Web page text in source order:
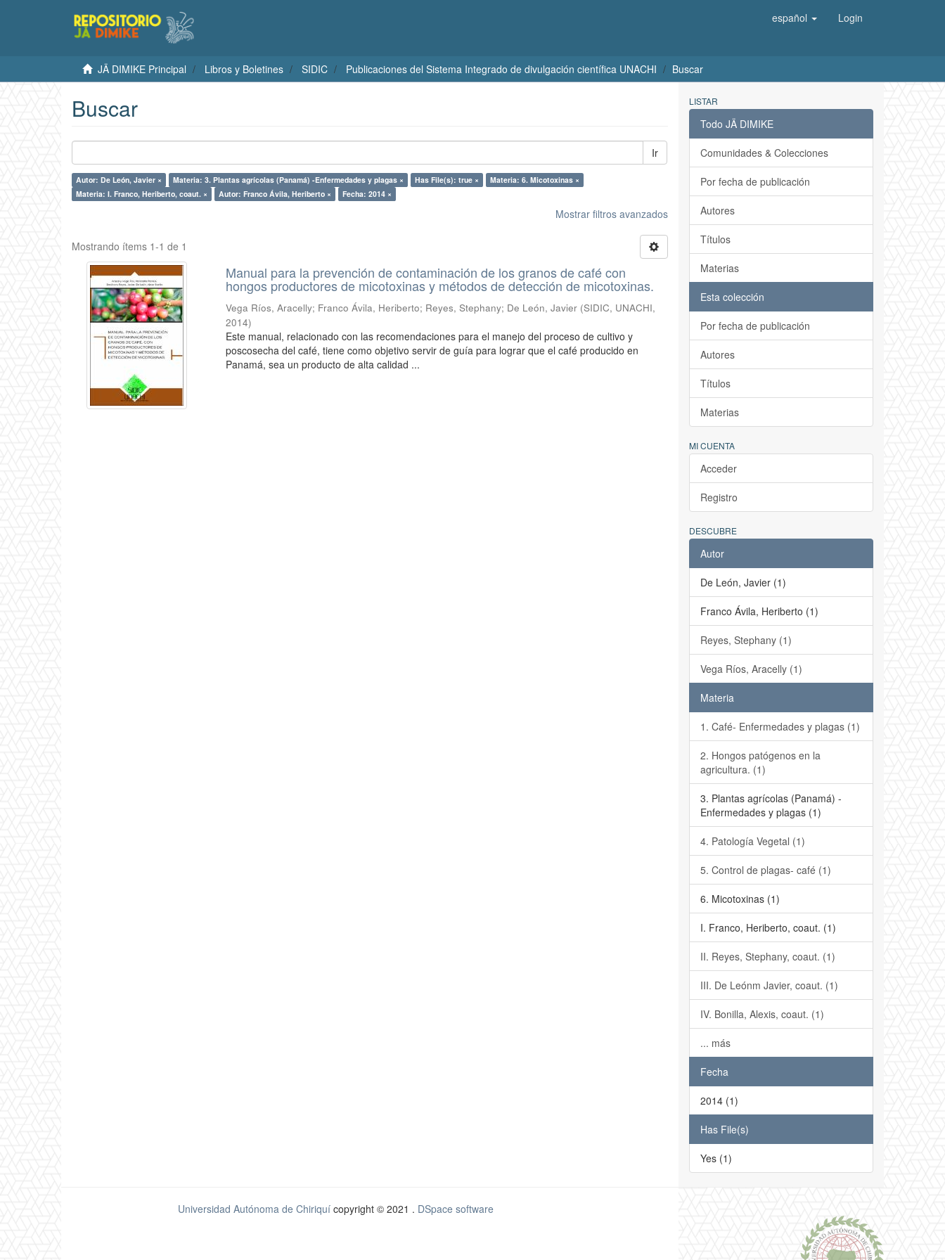
español Login
JÄ DIMIKE Principal Libros y Boletines SIDIC Publicaciones del Sistema Integrado de divulgación científica UNACHI Buscar
Buscar
Ir
Autor: De León, Javier × Materia: 3. Plantas agrícolas (Panamá) -Enfermedades y plagas × Has File(s): true ×
Materia: 6. Micotoxinas ×
Materia: I. Franco, Heriberto, coaut. ×
Autor: Franco Ávila, Heriberto × Fecha: 2014 ×
Mostrar filtros avanzados
Mostrando ítems 1-1 de 1
Manual para la prevención de contaminación de los granos de café con
hongos productores de micotoxinas y métodos de detección de micotoxinas.
Vega Ríos, Aracelly; Franco Ávila, Heriberto; Reyes, Stephany; De León, Javier (SIDIC, UNACHI,
2014)
Este manual, relacionado con las recomendaciones para el manejo del proceso de cultivo y
poscosecha del café, tiene como objetivo servir de guía para lograr que el café producido en
Panamá, sea un producto de alta calidad ...
LISTAR
Todo JÄ DIMIKE
Comunidades & Colecciones
Por fecha de publicación
Autores
Títulos
Materias
Esta colección
Por fecha de publicación
Autores
Títulos
Materias
MI CUENTA
Acceder
Registro
DESCUBRE
Autor
De León, Javier (1)
Franco Ávila, Heriberto (1)
Reyes, Stephany (1)
Vega Ríos, Aracelly (1)
Materia
1. Café- Enfermedades y plagas (1)
2. Hongos patógenos en la
agricultura. (1)
3. Plantas agrícolas (Panamá) -
Enfermedades y plagas (1)
4. Patología Vegetal (1)
5. Control de plagas- café (1)
6. Micotoxinas (1)
I. Franco, Heriberto, coaut. (1)
II. Reyes, Stephany, coaut. (1)
III. De Leónm Javier, coaut. (1)
IV. Bonilla, Alexis, coaut. (1)
... más
Fecha
2014 (1)
Has File(s)
Yes (1)
Universidad Autónoma de Chiriquícopyright © 2021 . DSpace software